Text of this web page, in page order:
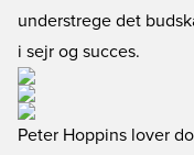
understrege det
i sejr og succes.
Peter Hoppins lover